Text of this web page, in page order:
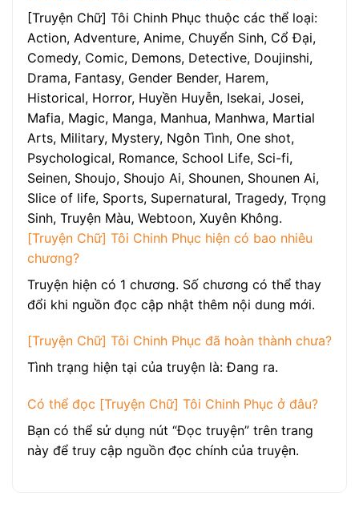
[Truyện Chữ] Tôi Chinh Phục thuộc các thể loại:
Action, Adventure, Anime, Chuyển Sinh, Cổ Đại,
Comedy, Comic, Demons, Detective, Doujinshi,
Drama, Fantasy, Gender Bender, Harem,
Historical, Horror, Huyền Huyễn, Isekai, Josei,
Mafia, Magic, Manga, Manhua, Manhwa, Martial
Arts, Military, Mystery, Ngôn Tình, One shot,
Psychological, Romance, School Life, Sci-fi,
Seinen, Shoujo, Shoujo Ai, Shounen, Shounen Ai,
Slice of life, Sports, Supernatural, Tragedy, Trọng
Sinh, Truyện Màu, Webtoon, Xuyên Không.
[Truyện Chữ] Tôi Chinh Phục hiện có bao nhiêu
chương?
Truyện hiện có 1 chương. Số chương có thể thay
đổi khi nguồn đọc cập nhật thêm nội dung mới.
[Truyện Chữ] Tôi Chinh Phục đã hoàn thành chưa?
Tình trạng hiện tại của truyện là: Đang ra.
Có thể đọc [Truyện Chữ] Tôi Chinh Phục ở đâu?
Bạn có thể sử dụng nút “Đọc truyện” trên trang
này để truy cập nguồn đọc chính của truyện.